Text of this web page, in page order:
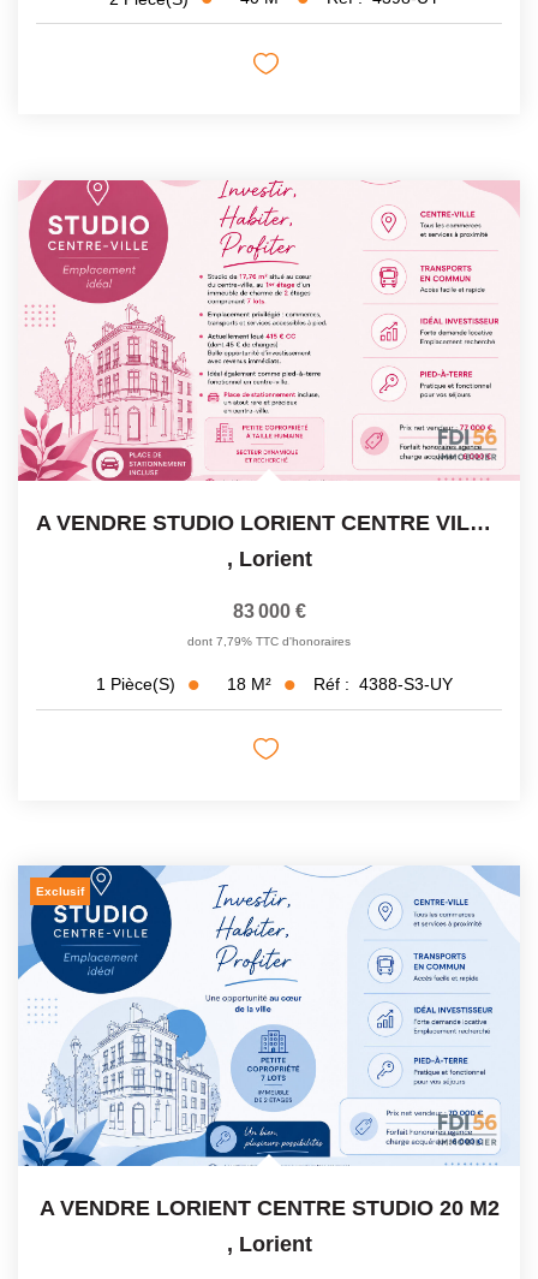
A VENDRE STUDIO LORIENT CENTRE VILLE 18 M² AVEC...
, Lorient
83 000 €
dont 7,79% TTC d'honoraires
1 Pièce(s) 18 M² Réf : 4388-S3-UY
Exclusif
A VENDRE LORIENT CENTRE STUDIO 20 M2
, Lorient